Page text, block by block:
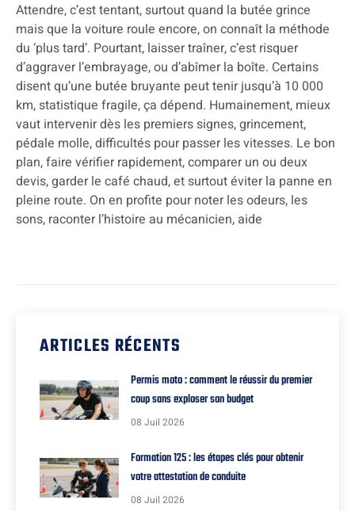
Attendre, c’est tentant, surtout quand la butée grince
mais que la voiture roule encore, on connaît la méthode
du ‘plus tard’. Pourtant, laisser traîner, c’est risquer
d’aggraver l’embrayage, ou d’abîmer la boîte. Certains
disent qu’une butée bruyante peut tenir jusqu’à 10 000
km, statistique fragile, ça dépend. Humainement, mieux
vaut intervenir dès les premiers signes, grincement,
pédale molle, difficultés pour passer les vitesses. Le bon
plan, faire vérifier rapidement, comparer un ou deux
devis, garder le café chaud, et surtout éviter la panne en
pleine route. On en profite pour noter les odeurs, les
sons, raconter l’histoire au mécanicien, aide
ARTICLES RÉCENTS
Permis moto : comment le réussir du premier
coup sans exploser son budget
08 Juil 2026
Formation 125 : les étapes clés pour obtenir
votre attestation de conduite
08 Juil 2026